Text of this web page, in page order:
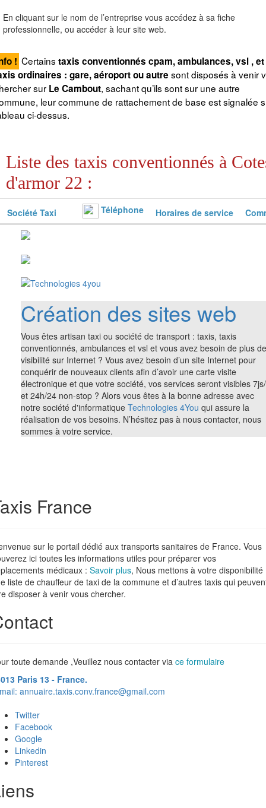
En cliquant sur le nom de l’entreprise vous accédez à sa fiche
professionnelle, ou accéder à leur site web.
! Certainstaxis conventionnés cpam, ambulances, vsl , et
ordinaires : gare, aéroport ou autre sont disposés à venir
sur Le Cambout, sachant qu’ils sont sur une autre
leur commune de rattachement de base est signalée
ci-dessus.
Liste des taxis conventionnés à
d'armor 22 :
Société Taxi Téléphone Horaires de service
Création des sites web
Vous êtes artisan taxi ou société de transport : taxis, taxis
conventionnés, ambulances et vsl et vous avez besoin de plus de
visibilité sur Internet ? Vous avez besoin d’un site Internet pour
conquérir de nouveaux clients afin d’avoir une carte visite
électronique et que votre société, vos services seront visibles
et 24h/24 non-stop ? Alors vous êtes à la bonne adresse avec
notre société d'informatique Technologies 4You qui assure la
réalisation de vos besoins. N’hésitez pas à nous contacter, nous
sommes à votre service.
France
sur le portail dédié aux transports sanitaires de France. Vous
ici toutes les informations utiles pour préparer vos
médicaux : Savoir plus, Nous mettons à votre disponibilité
liste de chauffeur de taxi de la commune et d’autres taxis qui
disposer à venir vous chercher.
toute demande ,Veuillez nous contacter via ce formulaire
Paris 13 - France.
annuaire.taxis.conv.france@gmail.com
Twitter
Facebook
Google
Linkedin
Pinterest